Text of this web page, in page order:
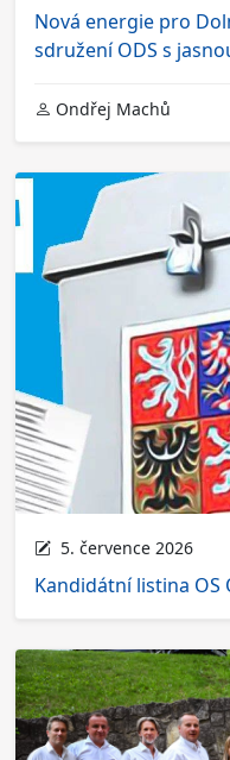
Nová energie pro
sdružení ODS s
Ondřej Machů
5. července 2026
Kandidátní listina OS